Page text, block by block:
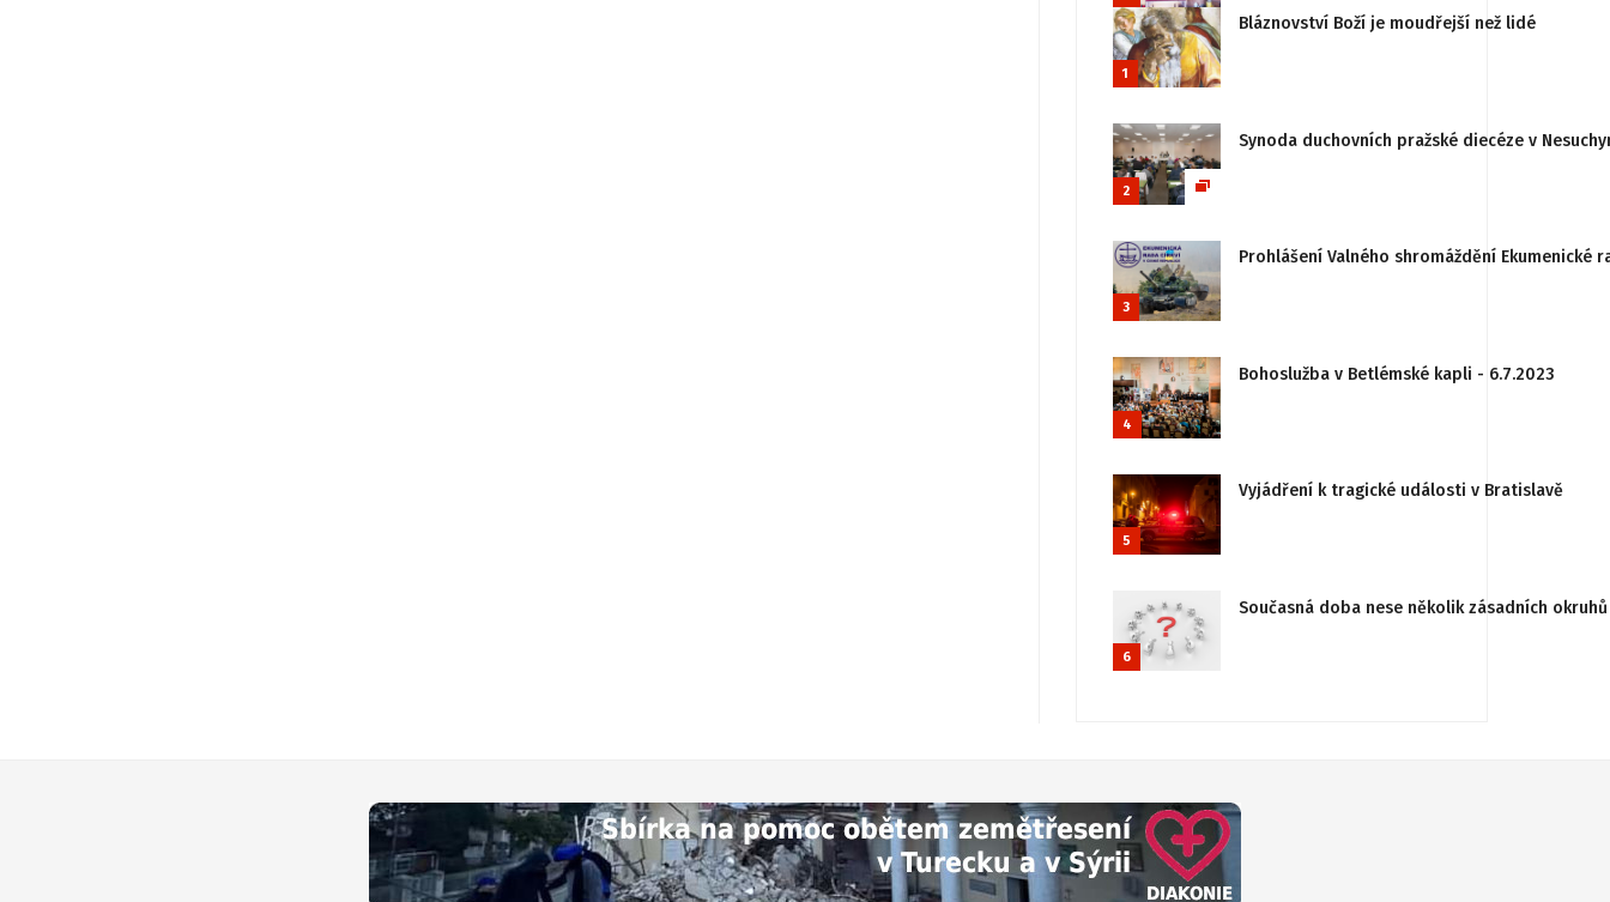
1
Bláznovství Boží je moudřejší než lidé
2
Synoda duchovních pražské diecéze v
3
Prohlášení Valného shromáždění
4
Bohoslužba v Betlémské kapli - 6.7.2023
5
Vyjádření k tragické události v Bratislavě
6
Současná doba nese několik zásadních